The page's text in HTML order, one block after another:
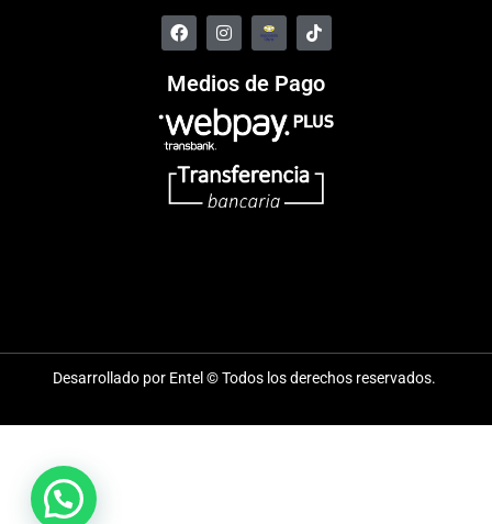
Medios de Pago
Desarrollado por Entel © Todos los derechos reservados.